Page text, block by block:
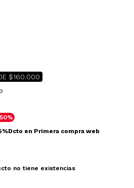
$160.000
en Primera compra web
no tiene existencias